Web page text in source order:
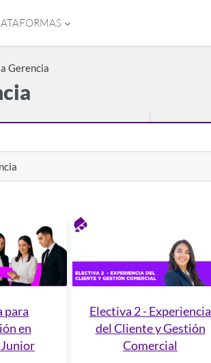
Gerencia
para
en
Electiva 2 - Experiencia
del Cliente y Gestión
Comercial